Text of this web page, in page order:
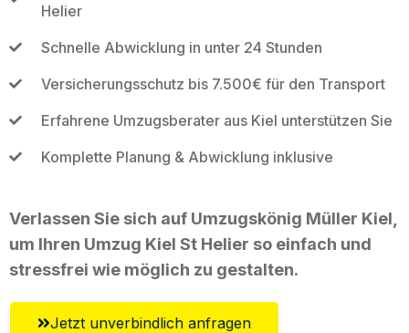
Helier
Schnelle Abwicklung in unter 24 Stunden
Versicherungsschutz bis 7.500€ für den Transport
Erfahrene Umzugsberater aus Kiel unterstützen Sie
Komplette Planung & Abwicklung inklusive
Verlassen Sie sich auf Umzugskönig Müller Kiel,
um Ihren Umzug Kiel St Helier so einfach und
stressfrei wie möglich zu gestalten.
Jetzt unverbindlich anfragen